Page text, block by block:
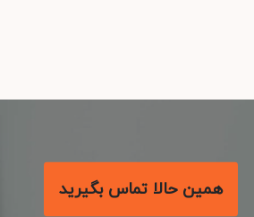
همین حالا تماس بگیرید